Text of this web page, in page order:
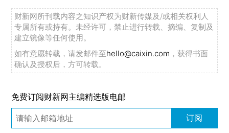
财新网所刊载内容之知识产权为财新传媒及/或相关权利人
专属所有或持有。未经许可，禁止进行转载、摘编、复制及
建立镜像等任何使用。
如有意愿转载，请发邮件至hello@caixin.com ，获得书面
确认及授权后，方可转载。
免费订阅财新网主编精选版电邮
订阅